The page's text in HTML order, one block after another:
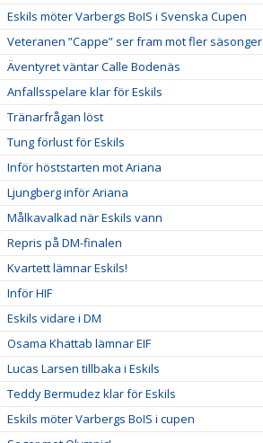
Eskils möter Varbergs BoIS i Svenska Cupen
Veteranen ”Cappe” ser fram mot fler säsonger
Äventyret väntar Calle Bodenäs
Anfallsspelare klar för Eskils
Tränarfrågan löst
Tung förlust för Eskils
Inför höststarten mot Ariana
Ljungberg inför Ariana
Målkavalkad när Eskils vann
Repris på DM-finalen
Kvartett lämnar Eskils!
Inför HIF
Eskils vidare i DM
Osama Khattab lämnar EIF
Lucas Larsen tillbaka i Eskils
Teddy Bermudez klar för Eskils
Eskils möter Varbergs BoIS i cupen